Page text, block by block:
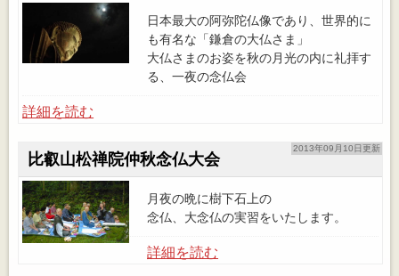
日本最大の阿弥陀仏像であり、世界的に
も有名な「鎌倉の大仏さま」
大仏さまのお姿を秋の月光の内に礼拝す
る、一夜の念仏会
詳細を読む
2013年09月10日更新
比叡山松禅院仲秋念仏大会
月夜の晩に樹下石上の
念仏、大念仏の実習をいたします。
詳細を読む